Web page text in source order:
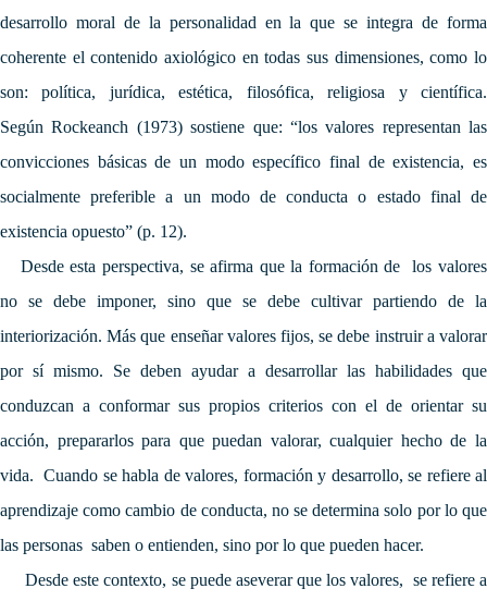
desarrollo moral de la personalidad en la que se integra de forma
coherente el contenido axiológico en todas sus dimensiones, como lo
son: política, jurídica, estética, filosófica, religiosa y científica.
Según Rockeanch (1973) sostiene que: “los valores representan las
convicciones básicas de un modo específico final de existencia, es
socialmente preferible a un modo de conducta o estado final de
existencia opuesto” (p. 12).
Desde esta perspectiva, se afirma que la formación de los valores
no se debe imponer, sino que se debe cultivar partiendo de la
interiorización. Más que enseñar valores fijos, se debe instruir a valorar
por sí mismo. Se deben ayudar a desarrollar las habilidades que
conduzcan a conformar sus propios criterios con el de orientar su
acción, prepararlos para que puedan valorar, cualquier hecho de la
vida. Cuando se habla de valores, formación y desarrollo, se refiere al
aprendizaje como cambio de conducta, no se determina solo por lo que
las personas saben o entienden, sino por lo que pueden hacer.
Desde este contexto, se puede aseverar que los valores, se refiere a